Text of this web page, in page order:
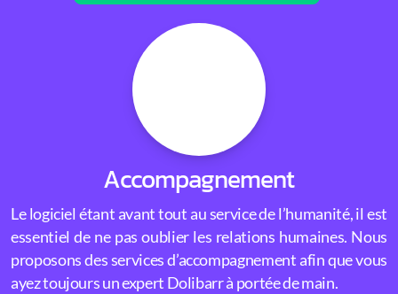
Accompagnement
Le logiciel étant avant tout au service de l’humanité, il est
essentiel de ne pas oublier les relations humaines. Nous
proposons des services d’accompagnement afin que vous
ayez toujours un expert Dolibarr à portée de main.